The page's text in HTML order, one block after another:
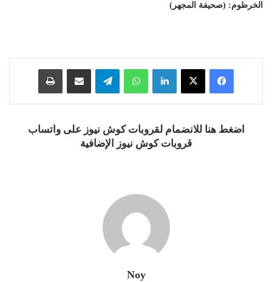
الخرطوم: (صحيفة المجهر)
فيسبوك ‫X لينكدإن واتساب تيلقرام
اضغط هنا للانضمام لقروبات كوش نيوز على واتساب
قروبات كوش نيوز الإضافية
Noy